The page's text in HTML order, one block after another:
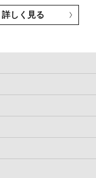
詳しく見る